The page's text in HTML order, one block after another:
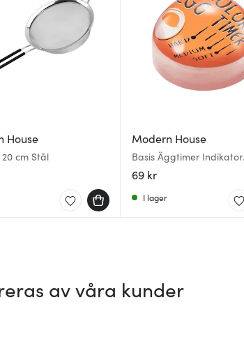
House
20 cm Stål
Modern House
Basis Äggtimer Indikator
Orange/Svart
69 kr
I lager
av våra kunder